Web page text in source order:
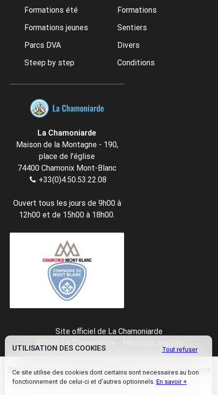
Tout refuser
UTILISATION DES COOKIES
Ce site utilise des cookies dont certains sont necessaires au bon
fonctionnement de celui-ci et d'autres optionnels. En savoir +
La Chamoniarde
Maison de la Montagne - 190,
place de l'église
74400 Chamonix Mont-Blanc
+33(0)4.50.53.22.08
Ouvert tous les jours de 9h00 à
12h00 et de 15h00 à 18h00.
Formations été
Formations jeunes
Parcs DVA
Steep by step
Formations
Sentiers
Divers
Conditions
Site officiel de La Chamoniarde
©2026 La Chamoniarde -
Site Internet réalisé dans le cadre du projet Prevrisk Haute
Montagne